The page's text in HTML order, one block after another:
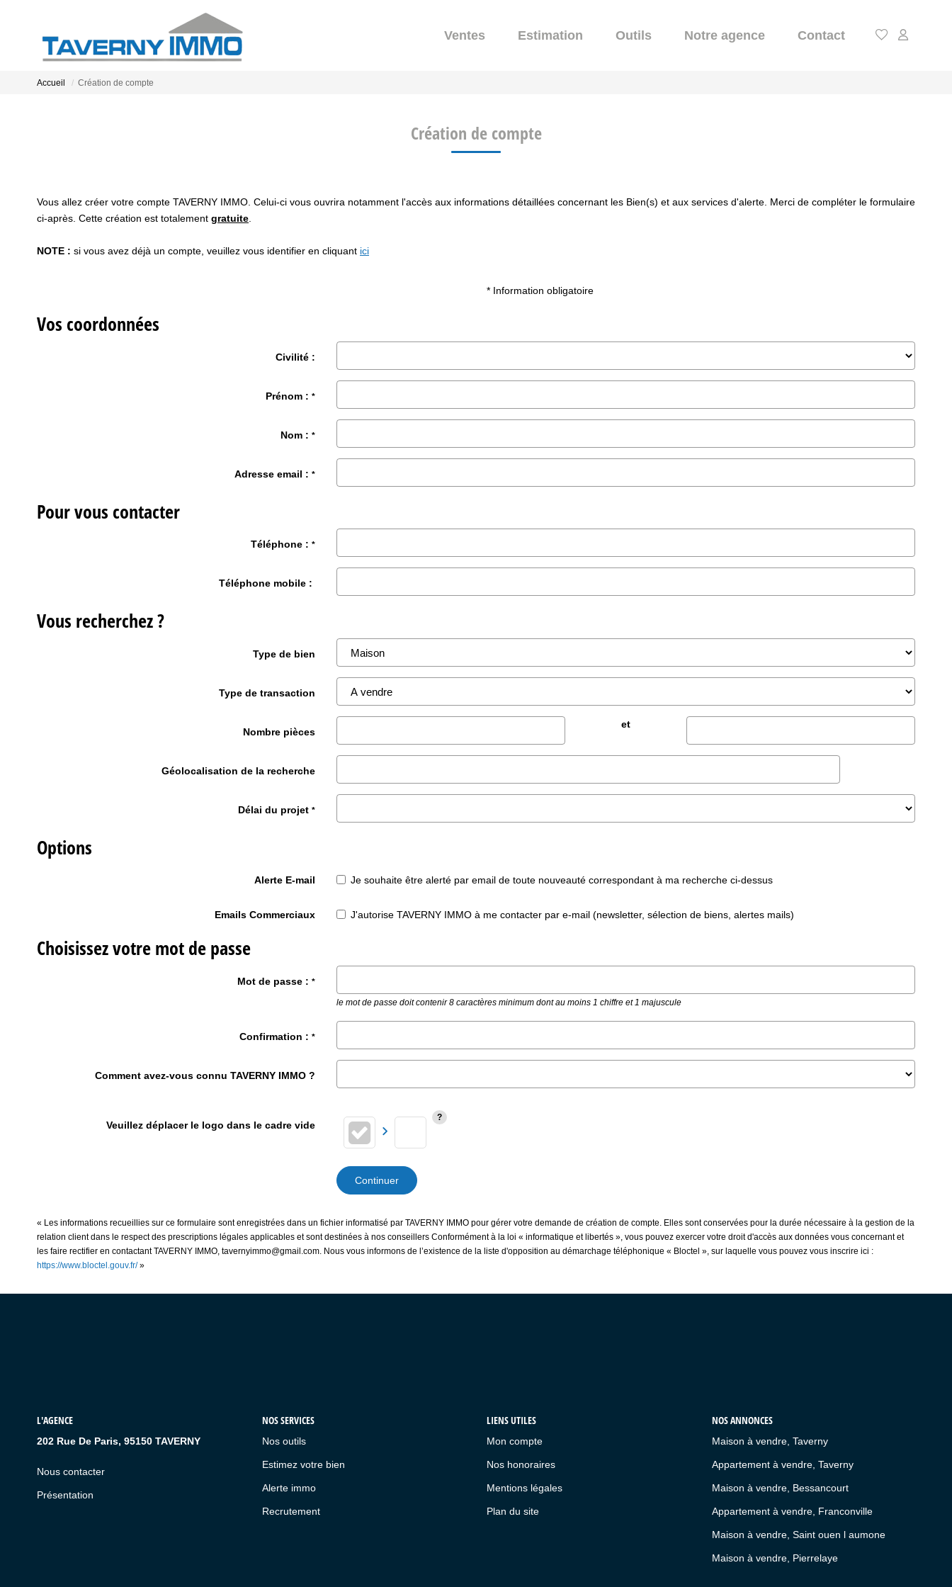
Ventes Estimation Outils Notre agence Contact
Accueil Création de compte
Création de compte
Vous allez créer votre compte TAVERNY IMMO. Celui-ci vous ouvrira notamment l'accès aux informations détaillées concernant les Bien(s) et aux services d'alerte. Merci de compléter le formulaire
ci-après. Cette création est totalement gratuite
NOTE : si vous avez déjà un compte, veuillez vous identifier en cliquant ici
* Information obligatoire
Vos coordonnées
Civilité :
Prénom :*
Nom :*
Adresse email :*
Pour vous contacter
Téléphone :*
Téléphone mobile :
Vous recherchez ?
Type de bien
Type de transaction
Nombre pièces
et
Géolocalisation de la recherche
Délai du projet*
Options
Alerte E-mail Je souhaite être alerté par email de toute nouveauté correspondant à ma recherche ci-dessus
Emails Commerciaux J'autorise TAVERNY IMMO à me contacter par e-mail (newsletter, sélection de biens, alertes mails)
Choisissez votre mot de passe
Mot de passe :*
le mot de passe doit contenir 8 caractères minimum dont au moins 1 chiffre et 1 majuscule
Confirmation :*
Comment avez-vous connu TAVERNY IMMO ?
Veuillez déplacer le logo dans le cadre vide
Continuer
« Les informations recueillies sur ce formulaire sont enregistrées dans un fichier informatisé par TAVERNY IMMO pour gérer votre demande de création de compte. Elles sont conservées pour la durée nécessaire à la gestion de la
relation client dans le respect des prescriptions légales applicables et sont destinées à nos conseillers Conformément à la loi « informatique et libertés », vous pouvez exercer votre droit d'accès aux données vous concernant et
les faire rectifier en contactant TAVERNY IMMO, tavernyimmo@gmail.com. Nous vous informons de l’existence de la liste d'opposition au démarchage téléphonique « Bloctel », sur laquelle vous pouvez vous inscrire ici :
https://www.bloctel.gouv.fr/»
L'AGENCE
202 Rue De Paris, 95150 TAVERNY
Nous contacter
Présentation
NOS SERVICES
Nos outils
Estimez votre bien
Alerte immo
Recrutement
LIENS UTILES
Mon compte
Nos honoraires
Mentions légales
Plan du site
NOS ANNONCES
Maison à vendre, Taverny
Appartement à vendre, Taverny
Maison à vendre, Bessancourt
Appartement à vendre, Franconville
Maison à vendre, Saint ouen l aumone
Maison à vendre, Pierrelaye